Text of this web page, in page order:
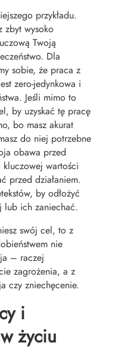
przykładu.
zbyt wysoko
Twoją
Dla
sobie, że praca z
zero-jedynkowa i
Jeśli mimo to
by uzyskać tę pracę
bo masz akurat
do niej potrzebne
obawa przed
wartości
przed działaniem.
by odłożyć
lub ich zaniechać.
swój cel, to z
nie
– raczej
zagrożenia, a z
czy zniechęcenie.
i
życiu